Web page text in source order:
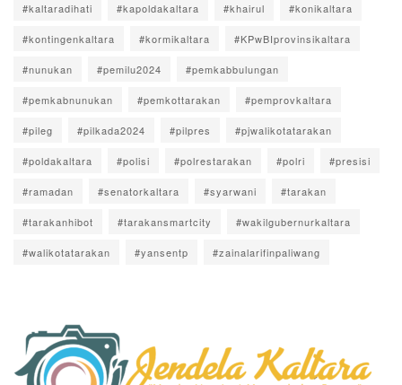
#kaltaradihati #kapoldakaltara #khairul #konikaltara
#kontingenkaltara #kormikaltara #KPwBIprovinsikaltara
#nunukan #pemilu2024 #pemkabbulungan
#pemkabnunukan #pemkottarakan #pemprovkaltara
#pileg #pilkada2024 #pilpres #pjwalikotatarakan
#poldakaltara #polisi #polrestarakan #polri #presisi
#ramadan #senatorkaltara #syarwani #tarakan
#tarakanhibot #tarakansmartcity #wakilgubernurkaltara
#walikotatarakan #yansentp #zainalarifinpaliwang